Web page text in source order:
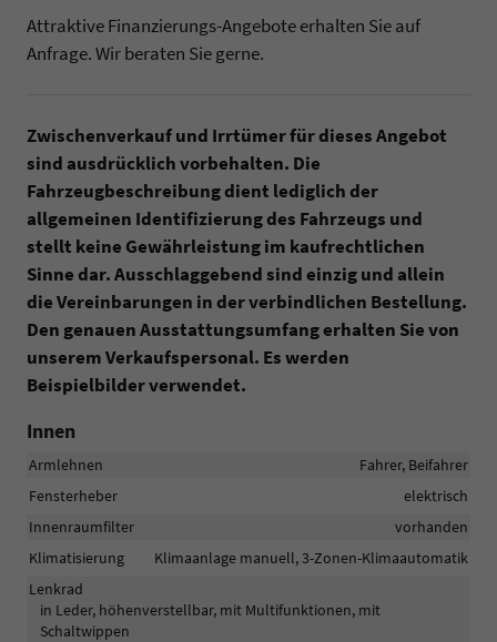
Attraktive Finanzierungs-Angebote erhalten Sie auf
Anfrage. Wir beraten Sie gerne.
Zwischenverkauf und Irrtümer für dieses Angebot
sind ausdrücklich vorbehalten. Die
Fahrzeugbeschreibung dient lediglich der
allgemeinen Identifizierung des Fahrzeugs und
stellt keine Gewährleistung im kaufrechtlichen
Sinne dar. Ausschlaggebend sind einzig und allein
die Vereinbarungen in der verbindlichen Bestellung.
Den genauen Ausstattungsumfang erhalten Sie von
unserem Verkaufspersonal. Es werden
Beispielbilder verwendet.
Innen
Armlehnen
Fahrer, Beifahrer
Fensterheber
elektrisch
Innenraumfilter
vorhanden
Klimatisierung
Klimaanlage manuell, 3-Zonen-Klimaautomatik
Lenkrad
in Leder, höhenverstellbar, mit Multifunktionen, mit
Schaltwippen